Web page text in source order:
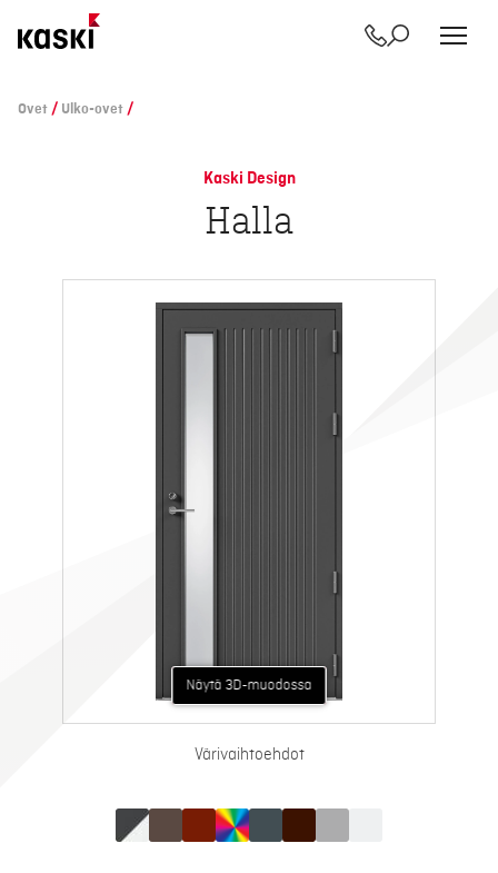
sisältöön
Yhteystiedot
Etsi
Ovet / Ulko-ovet /
Kaski Design
Halla
Näytä 3D-muodossa
Näytä AR-muodossa
Värivaihtoehdot